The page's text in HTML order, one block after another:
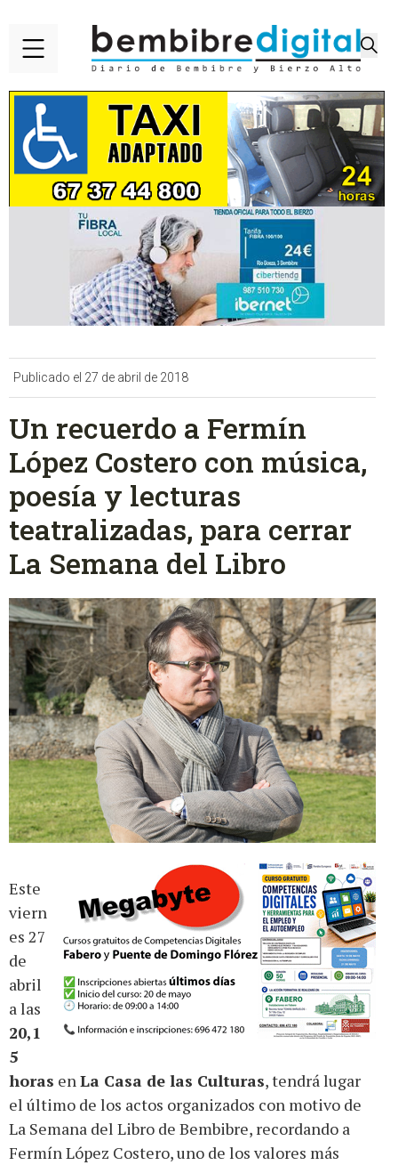
Publicado el 27 de abril de 2018
Un recuerdo a Fermín
López Costero con música,
poesía y lecturas
teatralizadas, para cerrar
La Semana del Libro
Este
viern
es 27
de
abril
a las
20,1
5
horas enLa Casa de las Culturas, tendrá lugar
el último de los actos organizados con motivo de
La Semana del Libro de Bembibre, recordando a
Fermín López Costero, uno de los valores más